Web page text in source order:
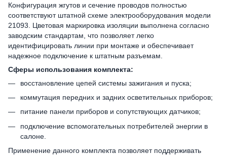
Конфигурация жгутов и сечение проводов полностью
соответствуют штатной схеме электрооборудования модели
21093. Цветовая маркировка изоляции выполнена согласно
заводским стандартам, что позволяет легко
идентифицировать линии при монтаже и обеспечивает
надежное подключение к штатным разъемам.
Сферы использования комплекта:
восстановление цепей системы зажигания и пуска;
коммутация передних и задних осветительных приборов;
питание панели приборов и сопутствующих датчиков;
подключение вспомогательных потребителей энергии в
салоне.
Применение данного комплекта позволяет поддерживать